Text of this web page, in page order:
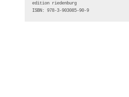
edition riedenburg
ISBN: 978-3-903085-90-9